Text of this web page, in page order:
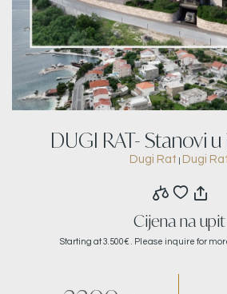
DUGI RAT- Stanovi
pogledom na
Dugi Rat Dugi
Cijena na upit
Starting at 3.500€ . Please inquire for